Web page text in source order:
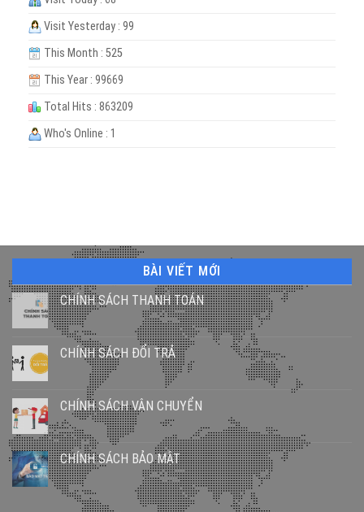
Visit Yesterday : 99
This Month : 525
This Year : 99669
Total Hits : 863209
Who's Online : 1
BÀI VIẾT MỚI
CHÍNH SÁCH THANH TOÁN
CHÍNH SÁCH ĐỔI TRẢ
CHÍNH SÁCH VẬN CHUYỂN
CHÍNH SÁCH BẢO MẬT